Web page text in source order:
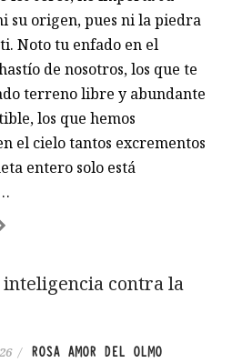
su origen, pues ni la piedra
Noto tu enfado en el
de nosotros, los que te
terreno libre y abundante
los que hemos
el cielo tantos excrementos
entero solo está
contra la
/ ROSA AMOR DEL OLMO